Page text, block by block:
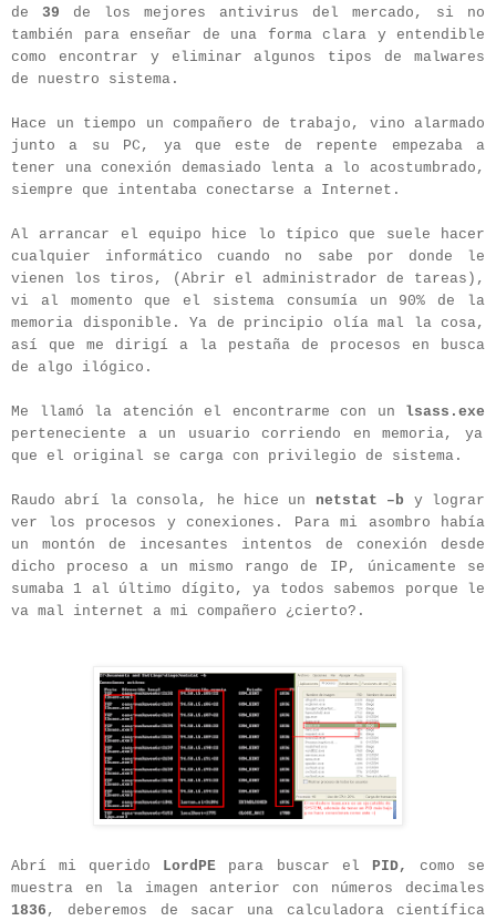
de 39 de los mejores antivirus del mercado, si no
también para enseñar de una forma clara y entendible
como encontrar y eliminar algunos tipos de malwares
de nuestro sistema.
Hace un tiempo un compañero de trabajo, vino alarmado
junto a su PC, ya que este de repente empezaba a
tener una conexión demasiado lenta a lo acostumbrado,
siempre que intentaba conectarse a Internet.
Al arrancar el equipo hice lo típico que suele hacer
cualquier informático cuando no sabe por donde le
vienen los tiros, (Abrir el administrador de tareas),
vi al momento que el sistema consumía un 90% de la
memoria disponible. Ya de principio olía mal la cosa,
así que me dirigí a la pestaña de procesos en busca
de algo ilógico.
Me llamó la atención el encontrarme con un lsass.exe
perteneciente a un usuario corriendo en memoria, ya
que el original se carga con privilegio de sistema.
Raudo abrí la consola, he hice un netstat –b y lograr
ver los procesos y conexiones. Para mi asombro había
un montón de incesantes intentos de conexión desde
dicho proceso a un mismo rango de IP, únicamente se
sumaba 1 al último dígito, ya todos sabemos porque le
va mal internet a mi compañero ¿cierto?.
Abrí mi querido LordPE para buscar el PID,
como se
muestra en la imagen anterior con números decimales
1836 , deberemos de sacar una calculadora científica